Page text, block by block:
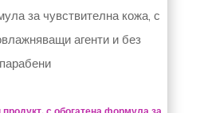
за чувствителна кожа, с
агенти и без
парабени